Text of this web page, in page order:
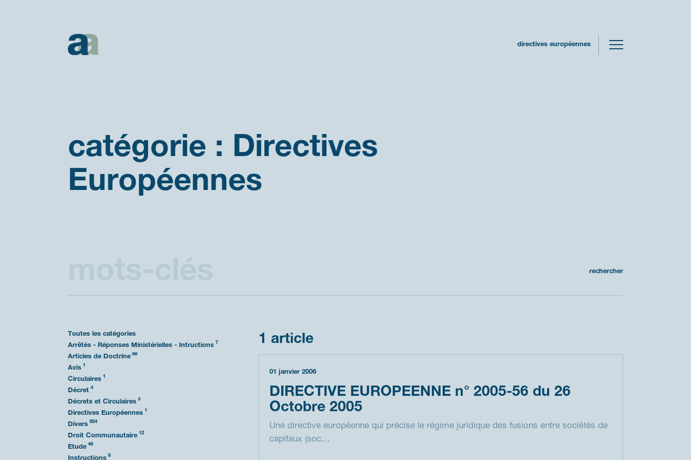
directives européennes
Catégorie : Directives
Européennes
rechercher
Toutes les catégories
Arrêtés - Réponses Ministérielles - Intructions 7
Articles de Doctrine 88
Avis 1
Circulaires 1
Décret 4
Décrets et Circulaires 3
Directives Européennes 1
Divers 954
Droit Communautaire 12
Etude 49
Instructions 9
1 article
DIRECTIVE EUROPEENNE n° 2005-56 du 26
Octobre 2005
Une directive européenne qui précise le régime juridique des fusions entre sociétés de
capitaux (soc…
01 janvier 2006